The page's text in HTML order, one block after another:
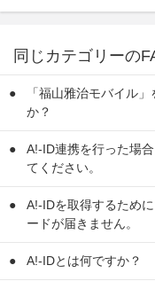
同じカテゴリーの
「福山雅治モバイル
か？
A!-ID連携を行った場
てください。
A!-IDを取得するため
ードが届きません。
A!-IDとは何ですか？